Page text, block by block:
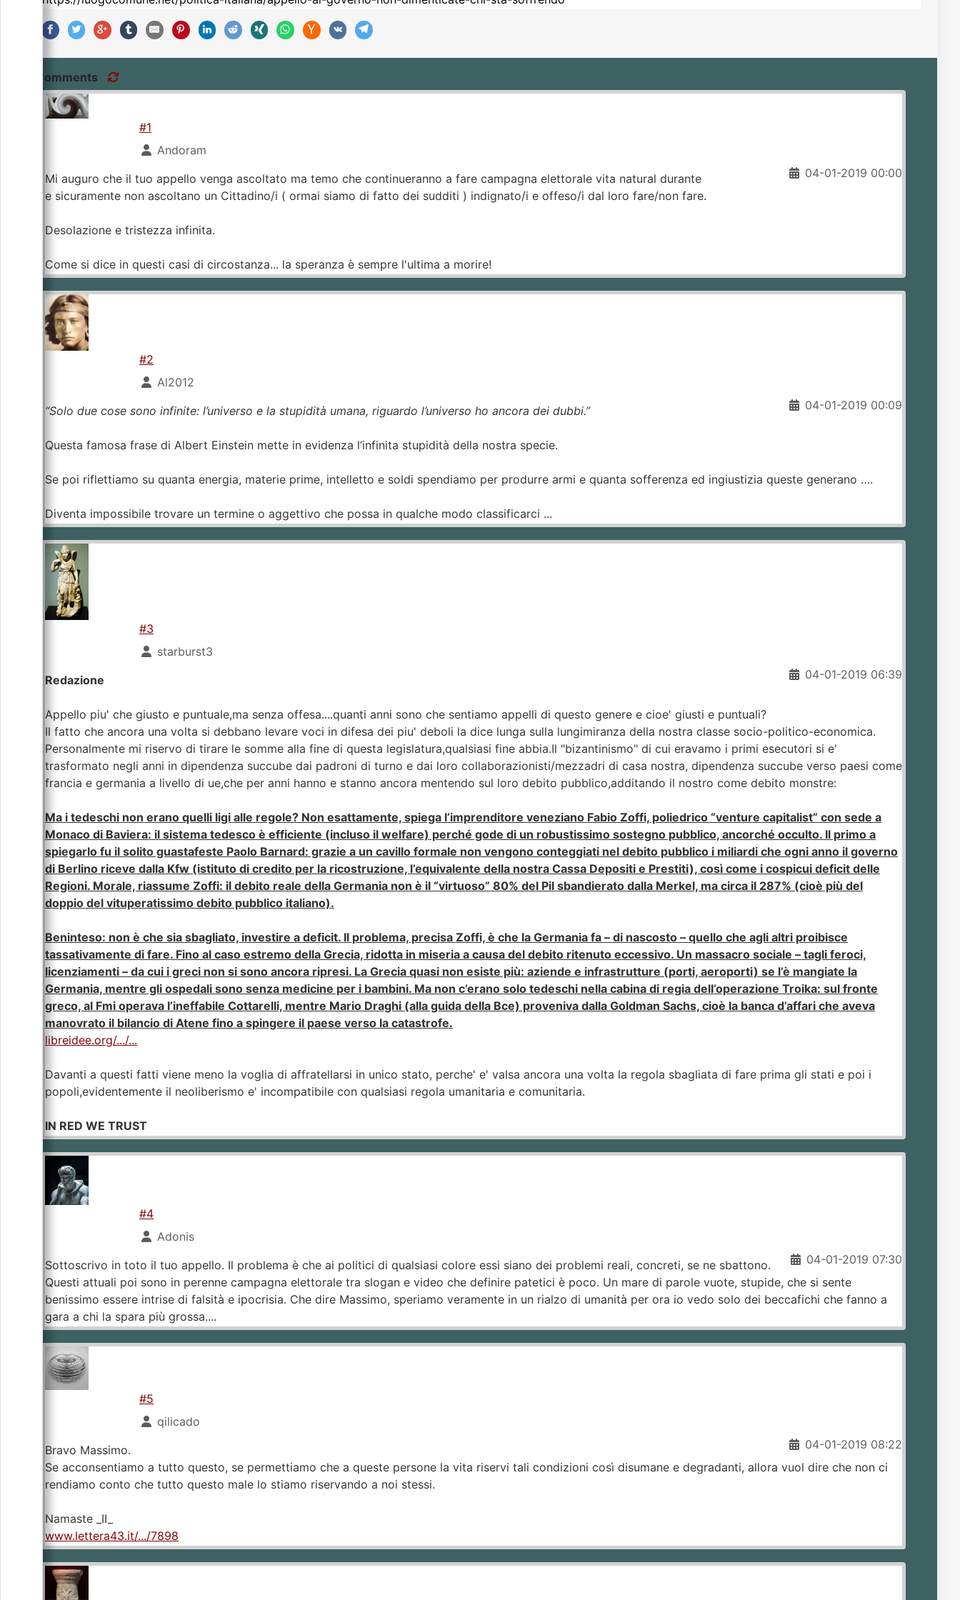
Comments
#1
Andoram
04-01-2019 00:00
Mi auguro che il tuo appello venga ascoltato ma temo che continueranno a fare campagna elettorale vita natural durante
e sicuramente non ascoltano un Cittadino/i ( ormai siamo di fatto dei sudditi ) indignato/i e offeso/i dal loro fare/non fare.
Desolazione e tristezza infinita.
Come si dice in questi casi di circostanza... la speranza è sempre l'ultima a morire!
#2
Al2012
04-01-2019 00:09
“Solo due cose sono infinite: l’universo e la stupidità umana, riguardo l’universo ho ancora dei dubbi.”
Questa famosa frase di Albert Einstein mette in evidenza l’infinita stupidità della nostra specie.
Se poi riflettiamo su quanta energia, materie prime, intelletto e soldi spendiamo per produrre armi e quanta sofferenza ed ingiustizia queste generano ….
Diventa impossibile trovare un termine o aggettivo che possa in qualche modo classificarci ...
#3
starburst3
04-01-2019 06:39
Redazione
Appello piu' che giusto e puntuale,ma senza offesa....quanti anni sono che sentiamo appelli di questo genere e cioe' giusti e puntuali?
Il fatto che ancora una volta si debbano levare voci in difesa dei piu' deboli la dice lunga sulla lungimiranza della nostra classe socio-politico-economica.
Personalmente mi riservo di tirare le somme alla fine di questa legislatura,qualsiasi fine abbia.Il "bizantinismo" di cui eravamo i primi esecutori si e'
trasformato negli anni in dipendenza succube dai padroni di turno e dai loro collaborazionisti/mezzadri di casa nostra, dipendenza succube verso paesi come
francia e germania a livello di ue,che per anni hanno e stanno ancora mentendo sul loro debito pubblico,additando il nostro come debito monstre:
Ma i tedeschi non erano quelli ligi alle regole? Non esattamente, spiega l’imprenditore veneziano Fabio Zoffi, poliedrico “venture capitalist” con sede a
Monaco di Baviera: il sistema tedesco è efficiente (incluso il welfare) perché gode di un robustissimo sostegno pubblico, ancorché occulto. Il primo a
spiegarlo fu il solito guastafeste Paolo Barnard: grazie a un cavillo formale non vengono conteggiati nel debito pubblico i miliardi che ogni anno il governo
di Berlino riceve dalla Kfw (istituto di credito per la ricostruzione, l’equivalente della nostra Cassa Depositi e Prestiti), così come i cospicui deficit delle
Regioni. Morale, riassume Zoffi: il debito reale della Germania non è il “virtuoso” 80% del Pil sbandierato dalla Merkel, ma circa il 287% (cioè più del
doppio del vituperatissimo debito pubblico italiano).
Beninteso: non è che sia sbagliato, investire a deficit. Il problema, precisa Zoffi, è che la Germania fa – di nascosto – quello che agli altri proibisce
tassativamente di fare. Fino al caso estremo della Grecia, ridotta in miseria a causa del debito ritenuto eccessivo. Un massacro sociale – tagli feroci,
licenziamenti – da cui i greci non si sono ancora ripresi. La Grecia quasi non esiste più: aziende e infrastrutture (porti, aeroporti) se l’è mangiate la
Germania, mentre gli ospedali sono senza medicine per i bambini. Ma non c’erano solo tedeschi nella cabina di regia dell’operazione Troika: sul fronte
greco, al Fmi operava l’ineffabile Cottarelli, mentre Mario Draghi (alla guida della Bce) proveniva dalla Goldman Sachs, cioè la banca d’affari che aveva
manovrato il bilancio di Atene fino a spingere il paese verso la catastrofe.
libreidee.org/.../...
Davanti a questi fatti viene meno la voglia di affratellarsi in unico stato, perche' e' valsa ancora una volta la regola sbagliata di fare prima gli stati e poi i
popoli,evidentemente il neoliberismo e' incompatibile con qualsiasi regola umanitaria e comunitaria.
IN RED WE TRUST
#4
Adonis
04-01-2019 07:30
Sottoscrivo in toto il tuo appello. Il problema è che ai politici di qualsiasi colore essi siano dei problemi reali, concreti, se ne sbattono.
Questi attuali poi sono in perenne campagna elettorale tra slogan e video che definire patetici è poco. Un mare di parole vuote, stupide, che si sente
benissimo essere intrise di falsità e ipocrisia. Che dire Massimo, speriamo veramente in un rialzo di umanità per ora io vedo solo dei beccafichi che fanno a
gara a chi la spara più grossa....
#5
qilicado
04-01-2019 08:22
Bravo Massimo.
Se acconsentiamo a tutto questo, se permettiamo che a queste persone la vita riservi tali condizioni così disumane e degradanti, allora vuol dire che non ci
rendiamo conto che tutto questo male lo stiamo riservando a noi stessi.
Namaste _II_
www.lettera43.it/.../7898